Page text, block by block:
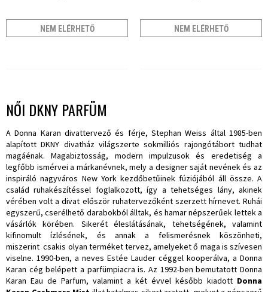
NEM ELÉRHETŐ NEM ELÉRHETŐ
NŐI DKNY PARFÜM
A Donna Karan divattervező és férje, Stephan Weiss által 1985-ben
alapított DKNY divatház világszerte sokmilliós rajongótábort tudhat
magáénak. Magabiztosság, modern impulzusok és eredetiség a
legfőbb ismérvei a márkanévnek, mely a designer saját nevének és az
inspiráló nagyváros New York kezdőbetűinek fúziójából áll össze. A
család ruhakészítéssel foglalkozott, így a tehetséges lány, akinek
vérében volt a divat először ruhatervezőként szerzett hírnevet. Ruhái
egyszerű, cserélhető darabokból álltak, és hamar népszerűek lettek a
vásárlók körében. Sikerét éleslátásának, tehetségének, valamint
kifinomult ízlésének, és annak a felismerésnek köszönheti,
miszerint csakis olyan terméket tervez, amelyeket ő maga is szívesen
viselne. 1990-ben, a neves Estée Lauder céggel kooperálva, a Donna
Karan cég belépett a parfümpiacra is. Az 1992-ben bemutatott Donna
Karan Eau de Parfum, valamint a két évvel később kiadott Donna